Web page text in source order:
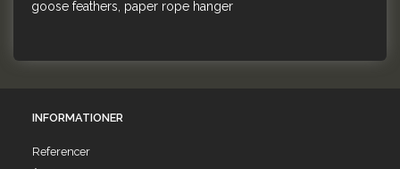
goose feathers, paper rope hanger
INFORMATIONER
Referencer